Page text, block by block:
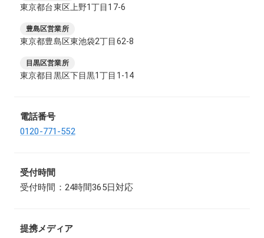
東京都台東区上野1丁目17-6
豊島区営業所
東京都豊島区東池袋2丁目62-8
目黒区営業所
東京都目黒区下目黒1丁目1-14
電話番号
0120-771-552
受付時間
受付時間：24時間365日対応
提携メディア